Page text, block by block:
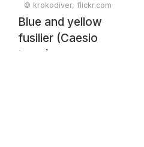
© krokodiver, flickr.com
Blue and yellow
fusilier (Caesio
teres)